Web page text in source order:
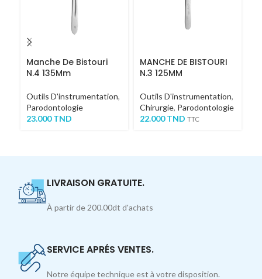
Manche De Bistouri
N.4 135Mm
Outils D'instrumentation,
Parodontologie
23.000TND
MANCHE DE BISTOURI
N.3 125MM
Outils D'instrumentation,
Chirurgie, Parodontologie
22.000TND TTC
LIVRAISON GRATUITE.
À partir de 200.00dt d'achats
SERVICE APRÉS VENTES.
Notre équipe technique est à votre disposition.